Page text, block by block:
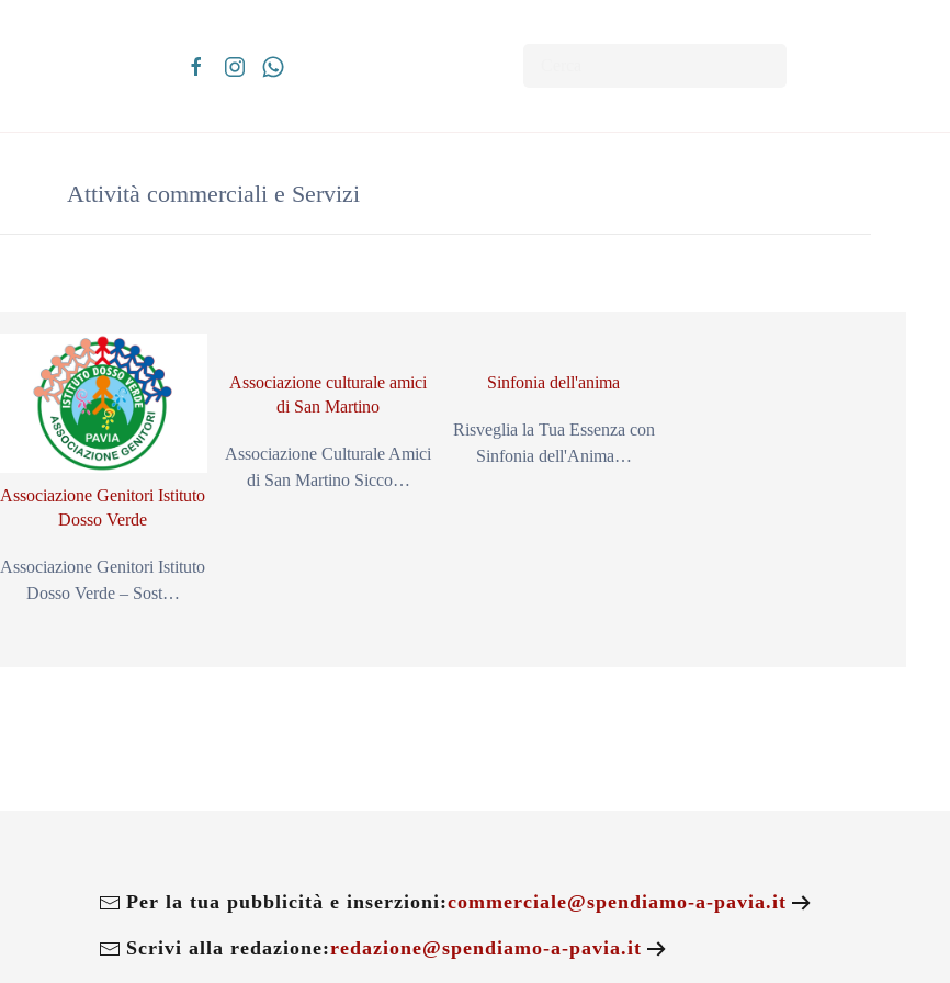
Attività commerciali e Servizi
Associazione Genitori Istituto
Dosso Verde
Associazione Genitori Istituto
Dosso Verde – Sost…
Associazione culturale amici
di San Martino
Associazione Culturale Amici
di San Martino Sicco…
Sinfonia dell'anima
Risveglia la Tua Essenza con
Sinfonia dell'Anima…
Per la tua pubblicità e inserzioni:commerciale@spendiamo-a-pavia.it
Scrivi alla redazione:redazione@spendiamo-a-pavia.it